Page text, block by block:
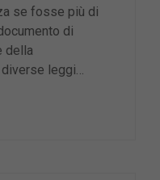
se fosse più di
di
della
leggi…